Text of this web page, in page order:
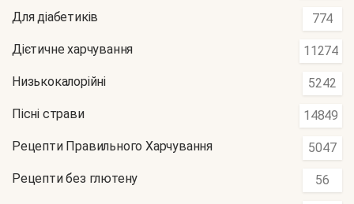
Для діабетиків 774
Дієтичне харчування 11274
Низькокалорійні 5242
Пісні страви 14849
Рецепти Правильного Харчування 5047
Рецепти без глютену 56